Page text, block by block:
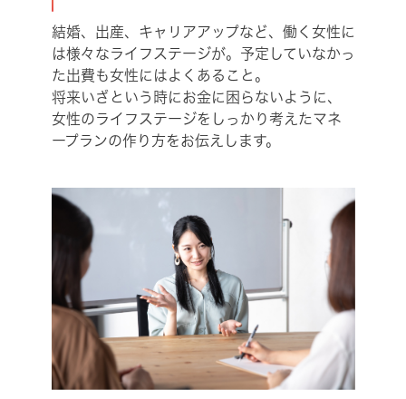
結婚、出産、キャリアアップなど、働く女性に
は様々なライフステージが。予定していなかっ
た出費も女性にはよくあること。
将来いざという時にお金に困らないように、
女性のライフステージをしっかり考えたマネ
ープランの作り方をお伝えします。